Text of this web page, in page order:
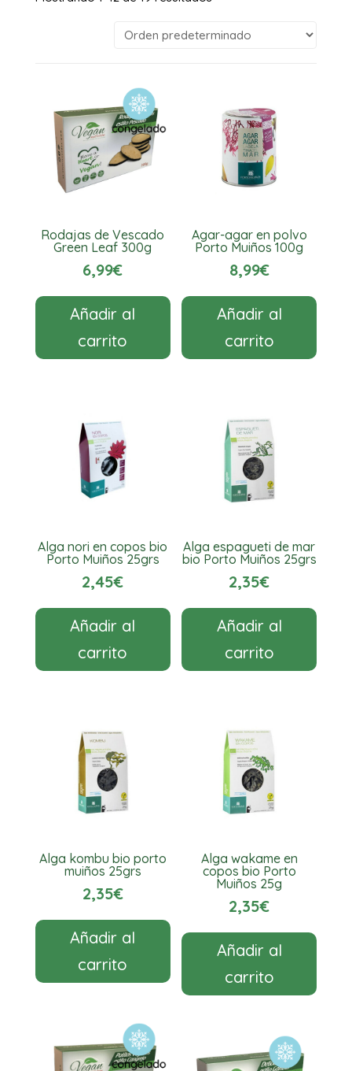
Rodajas de Vescado
Green Leaf 300g
6,99€
Añadir al
carrito
Agar-agar en polvo
Porto Muiños 100g
8,99€
Añadir al
carrito
Alga nori en copos bio
Porto Muiños 25grs
2,45€
Añadir al
carrito
Alga espagueti de mar
bio Porto Muiños 25grs
2,35€
Añadir al
carrito
Alga kombu bio porto
muiños 25grs
2,35€
Añadir al
carrito
Alga wakame en
copos bio Porto
Muiños 25g
2,35€
Añadir al
carrito